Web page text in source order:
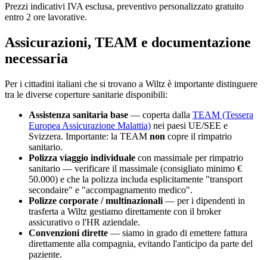
Prezzi indicativi IVA esclusa, preventivo personalizzato gratuito
entro 2 ore lavorative.
Assicurazioni, TEAM e documentazione
necessaria
Per i cittadini italiani che si trovano a Wiltz è importante distinguere
tra le diverse coperture sanitarie disponibili:
Assistenza sanitaria base — coperta dalla TEAM (Tessera
Europea Assicurazione Malattia) nei paesi UE/SEE e
Svizzera. Importante: la TEAM non copre il rimpatrio
sanitario.
Polizza viaggio individuale con massimale per rimpatrio
sanitario — verificare il massimale (consigliato minimo €
50.000) e che la polizza includa esplicitamente "transport
secondaire" e "accompagnamento medico".
Polizze corporate / multinazionali — per i dipendenti in
trasferta a Wiltz gestiamo direttamente con il broker
assicurativo o l'HR aziendale.
Convenzioni dirette — siamo in grado di emettere fattura
direttamente alla compagnia, evitando l'anticipo da parte del
paziente.